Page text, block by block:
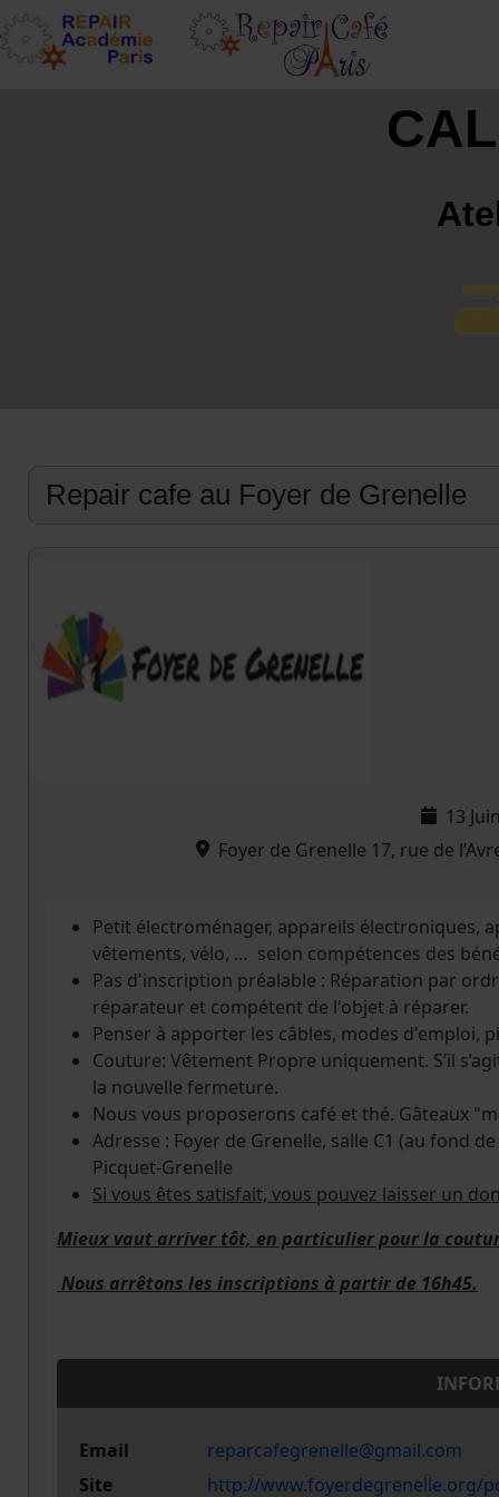
Repair cafe au Foyer de Grenelle
13
Foyer de Grenelle 17, rue de
Petit électroménager, appareils électroniques,
vêtements, vélo, … selon compétences des
Pas d'inscription préalable : Réparation par
réparateur et compétent de l'objet à réparer.
Penser à apporter les câbles, modes d'emploi,
Couture: Vêtement Propre uniquement. S’il
la nouvelle fermeture.
Nous vous proposerons café et thé. Gâteaux
Adresse : Foyer de Grenelle, salle C1 (au fond
Picquet-Grenelle
Si vous êtes satisfait, vous pouvez laisser un
Mieux vaut arriver tôt, en particulier pour la
Nous arrêtons les inscriptions à partir de 16h45.
Email
reparcafegrenelle@gmail.com
Site
http://www.foyerdegrenelle.org/